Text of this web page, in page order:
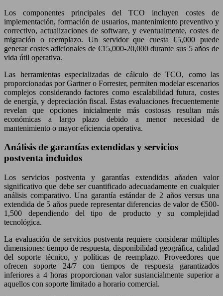
Los componentes principales del TCO incluyen costes de
implementación, formación de usuarios, mantenimiento preventivo y
correctivo, actualizaciones de software, y eventualmente, costes de
migración o reemplazo. Un servidor que cuesta €5,000 puede
generar costes adicionales de €15,000-20,000 durante sus 5 años de
vida útil operativa.
Las herramientas especializadas de cálculo de TCO, como las
proporcionadas por Gartner o Forrester, permiten modelar escenarios
complejos considerando factores como escalabilidad futura, costes
de energía, y depreciación fiscal. Estas evaluaciones frecuentemente
revelan que opciones inicialmente más costosas resultan más
económicas a largo plazo debido a menor necesidad de
mantenimiento o mayor eficiencia operativa.
Análisis de garantías extendidas y servicios
postventa incluidos
Los servicios postventa y garantías extendidas añaden valor
significativo que debe ser cuantificado adecuadamente en cualquier
análisis comparativo. Una garantía estándar de 2 años versus una
extendida de 5 años puede representar diferencias de valor de €500-
1,500 dependiendo del tipo de producto y su complejidad
tecnológica.
La evaluación de servicios postventa requiere considerar múltiples
dimensiones: tiempo de respuesta, disponibilidad geográfica, calidad
del soporte técnico, y políticas de reemplazo. Proveedores que
ofrecen soporte 24/7 con tiempos de respuesta garantizados
inferiores a 4 horas proporcionan valor sustancialmente superior a
aquellos con soporte limitado a horario comercial.